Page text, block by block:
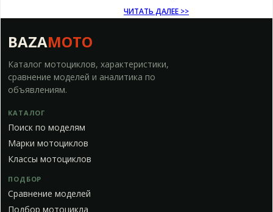
ЧИТАТЬ ДАЛЕЕ >>
BAZAMOTO
Каталог мотоциклов, характеристики,
сравнение моделей и аналитика по
объявлениям.
КАТАЛОГ
Поиск по моделям
Марки мотоциклов
Классы мотоциклов
ПОДБОР
Сравнение моделей
Подбор мотоцикла